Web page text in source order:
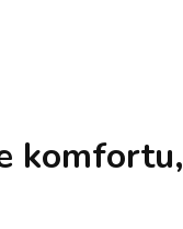
komfortu,